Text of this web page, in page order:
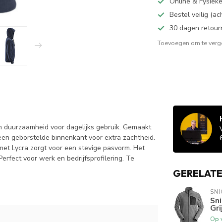
Bestel veilig
30 dagen
Toevoegen om te
voor dagelijks gebruik. Gemaakt
geborstelde binnenkant voor extra zachtheid.
Lycra zorgt voor een stevige pasvorm. Het
voor werk en bedrijfsprofilering. Te
Op